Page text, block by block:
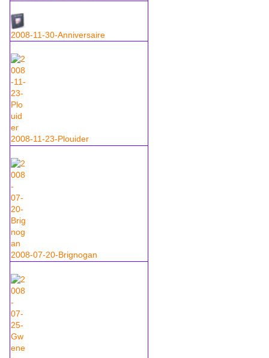
2008-11-30-Anniversaire
2008-11-23-Plouider
2008-07-20-Brignogan